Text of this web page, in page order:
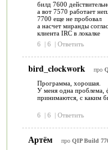
билд 7600
а вот 7570 работает
7700 еще не пробовал
а насчет миранды
клиента IRC в локалке
6
| 6 | Ответить
bird_clockwork про
Программа, хорошая.
У меня одна проблема,
принимаются, с каким
6 | 6 | Ответить
Артём про QIP Build